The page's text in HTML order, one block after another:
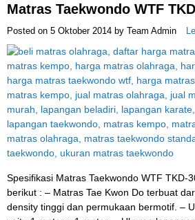
Matras Taekwondo WTF
Posted on 5 Oktober 2014 by Team Admin
Spesifikasi Matras Taekwondo WTF TKD-
berikut : – Matras Tae Kwon Do terbuat
density tinggi dan permukaan bermotif. –